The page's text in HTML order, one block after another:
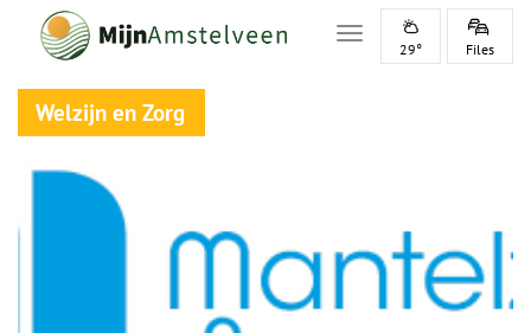
Toggle navigation
29° Files
Welzijn en Zorg